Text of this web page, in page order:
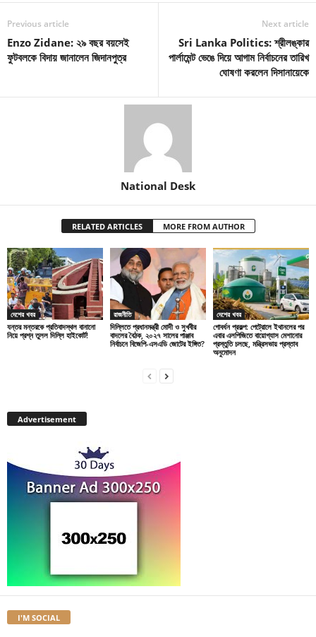
Previous article
Enzo Zidane: ২৯ বছর বয়সেই
ফুটবলকে বিদায় জানালেন জিদানপুত্র
Next article
Sri Lanka Politics: শ্রীলঙ্কার
পার্লামেন্ট ভেঙে দিয়ে আগাম নির্বাচনের তারিখ
ঘোষণা করলেন দিসানায়েকে
National Desk
RELATED ARTICLES MORE FROM AUTHOR
দেশের খবর
যন্তর মন্তরকে প্রতিবাদস্থল বানানো
নিয়ে প্রশ্ন তুলল দিল্লি হাইকোর্ট!
রাজনীতি
দিল্লিতে প্রধানমন্ত্রী মোদী ও সুখবীর
বাদলের বৈঠক, ২০২৭ সালের পাঞ্জাব
নির্বাচনে বিজেপি-এসএডি জোটের ইঙ্গিত?
দেশের খবর
গোবর্ধন প্রকল্প: পেট্রোলে ইথানলের পর
এবার এলপিজিতে বায়োগ্যাস মেশানোর
প্রস্তুতি চলছে, মন্ত্রিসভায় প্রস্তাব
অনুমোদন
Advertisement
I'M SOCIAL